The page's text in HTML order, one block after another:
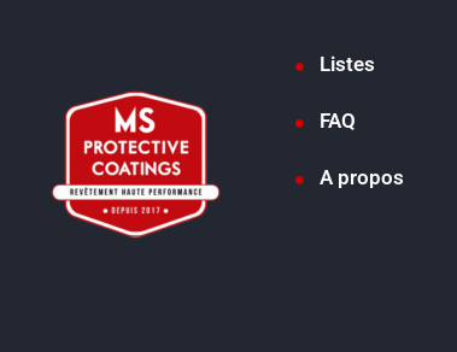
Listes
FAQ
A propos